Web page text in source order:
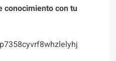
conocimiento con tu